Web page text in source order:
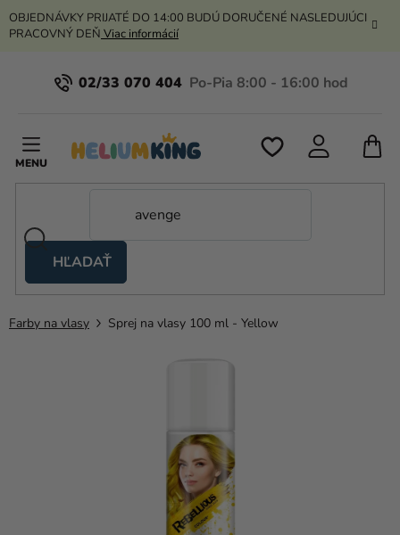
Prejsť
na
OBJEDNÁVKY PRIJATÉ DO 14:00 BUDÚ DORUČENÉ NASLEDUJÚCI
PRACOVNÝ DEŇ Viac informácií
02/33 070 404
HĽADAŤ
stany
Kanekalon
Farby na vlasy Sprej na vlasy 100 ml - Yellow